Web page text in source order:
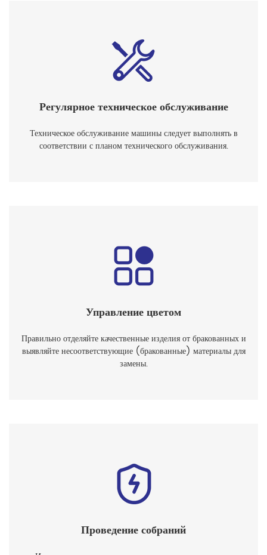
Регулярное техническое обслуживание
Техническое обслуживание машины следует выполнять в
соответствии с планом технического обслуживания.
Управление цветом
Правильно отделяйте качественные изделия от бракованных и
выявляйте несоответствующие (бракованные) материалы для
замены.
Проведение собраний